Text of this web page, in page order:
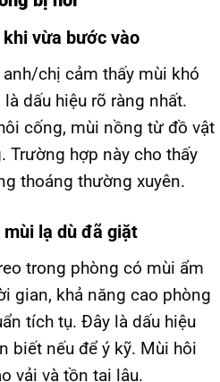
vừa bước vào
chị cảm thấy mùi khó
dấu hiệu rõ ràng nhất.
cống, mùi nồng từ đồ vật
Trường hợp này cho thấy
thoáng thường xuyên.
mùi lạ dù đã giặt
trong phòng có mùi ẩm
gian, khả năng cao phòng
tích tụ. Đây là dấu hiệu
biết nếu để ý kỹ. Mùi hôi
vải và tồn tại lâu.